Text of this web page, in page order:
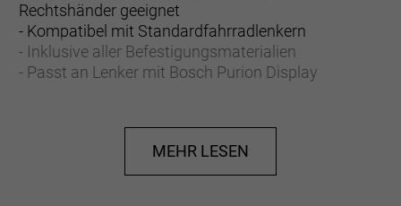
Rechtshänder geeignet
- Kompatibel mit Standardfahrradlenkern
- Inklusive aller Befestigungsmaterialien
- Passt an Lenker mit Bosch Purion Display
MEHR LESEN